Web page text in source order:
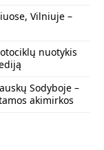
Vilniuje –
nuotykis
Sodyboje –
akimirkos